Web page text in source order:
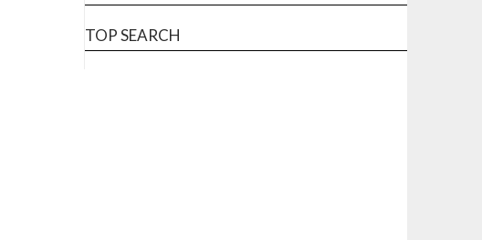
TOP SEARCH